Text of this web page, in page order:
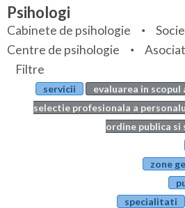
Bihor
Bistrita-Nasaud
Botosani
Braila
Specialitati
Servicii
Articole
Evenimente
Psihologi
Cabinete de psihologie
Centre de psihologie
Filtre
servicii
evaluarea in
selectie profesionala a
ordine publica
zone
specialitati